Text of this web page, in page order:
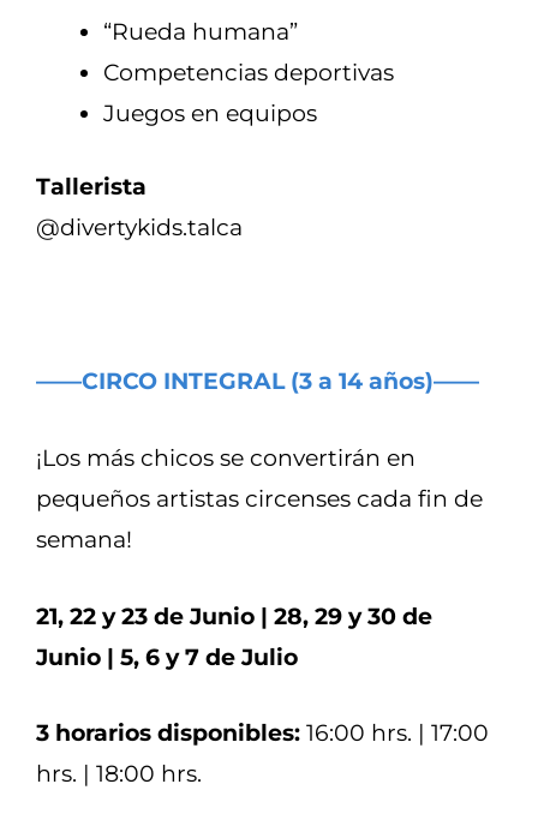
“Rueda humana”
Competencias deportivas
Juegos en equipos
Tallerista
@divertykids.talca
——CIRCO INTEGRAL (3 a 14 años)——
¡Los más chicos se convertirán en
pequeños artistas circenses cada fin de
semana!
21, 22 y 23 de Junio | 28, 29 y 30 de
Junio | 5, 6 y 7 de Julio
3 horarios disponibles: 16:00 hrs. | 17:00
hrs. | 18:00 hrs.